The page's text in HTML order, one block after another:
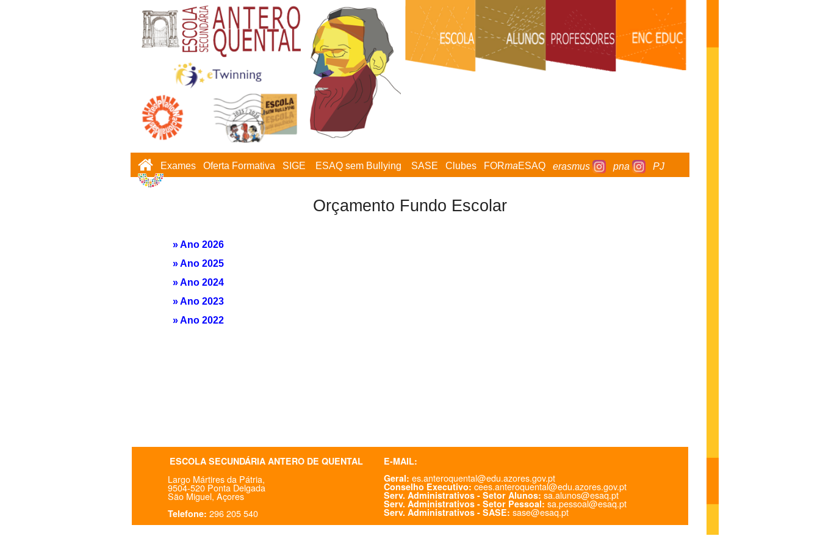
Exames Oferta Formativa SIGE ESAQ sem Bullying SASE Clubes FORmaESAQ erasmus pna PJ
Orçamento Fundo Escolar
» Ano 2026
» Ano 2025
» Ano 2024
» Ano 2023
» Ano 2022
ESCOLA SECUNDÁRIA ANTERO DE QUENTAL
Largo Mártires da Pátria,
9504-520 Ponta Delgada
São Miguel, Açores
Telefone: 296 205 540
E-MAIL:
Geral: es.anteroquental@edu.azores.gov.pt
Conselho Executivo: cees.anteroquental@edu.azores.gov.pt
Serv. Administrativos - Setor Alunos: sa.alunos@esaq.pt
Serv. Administrativos - Setor Pessoal: sa.pessoal@esaq.pt
Serv. Administrativos - SASE: sase@esaq.pt